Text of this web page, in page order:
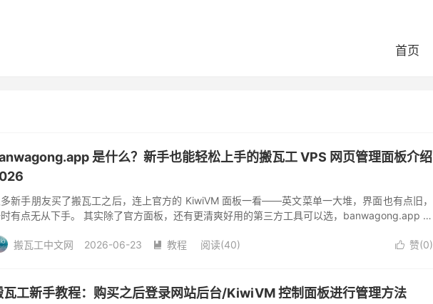
首页
是什么？新手也能轻松上手的搬瓦工 VPS 网页管理面板介绍
新手朋友买了搬瓦工之后，连上官方的 KiwiVM 面板一看——英文菜单一大堆，界面也有点旧，
有点无从下手。 其实除了官方面板，还有更清爽好用的第三方工具可以选，banwagong.app 就
搬瓦工中文网
2026-06-23  教程 阅读(40)  赞(0)
瓦工新手教程：购买之后登录网站后台/KiwiVM 控制面板进行管理方法